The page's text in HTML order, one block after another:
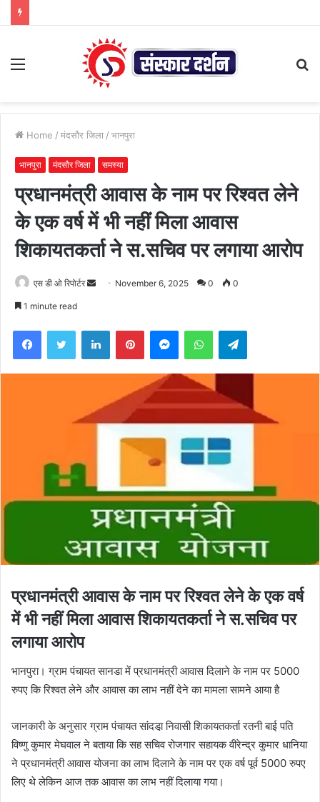
Menu
Home / मंदसौर जिला / भानपुरा
भानपुरा मंदसौर जिला समस्या
प्रधानमंत्री आवास के नाम पर रिश्वत लेने
के एक वर्ष में भी नहीं मिला आवास
शिकायतकर्ता ने स.सचिव पर लगाया आरोप
एस डी ओ रिपोर्टर
Send November 6, 2025 0 0
1 minute read
FacebookTwitter LinkedInPinterestMessengerWhatsAppTelegram
प्रधानमंत्री आवास के नाम पर रिश्वत लेने के एक वर्ष
में भी नहीं मिला आवास शिकायतकर्ता ने स.सचिव पर
लगाया आरोप
भानपुरा। ग्राम पंचायत सानडा में प्रधानमंत्री आवास दिलाने के नाम पर 5000
रुपए कि रिश्वत लेने और आवास का लाभ नहीं देने का मामला सामने आया है
जानकारी के अनुसार ग्राम पंचायत सांदडा़ निवासी शिकायतकर्ता रतनी बाई पति
विष्णु कुमार मेघवाल ने बताया कि सह सचिव रोजगार सहायक वीरेन्द्र कुमार धानिया
ने प्रधानमंत्री आवास योजना का लाभ दिलाने के नाम पर एक वर्ष पूर्व 5000 रुपए
लिए थे लेकिन आज तक आवास का लाभ नहीं दिलाया गया।